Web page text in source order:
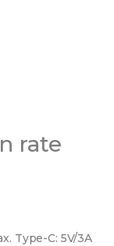
rate
Type-C: 5V/3A